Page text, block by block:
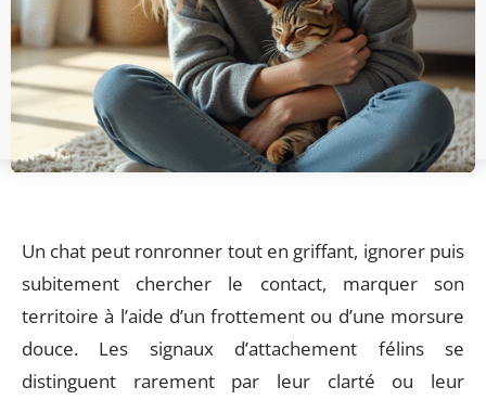
Un chat peut ronronner tout en griffant, ignorer puis
subitement chercher le contact, marquer son
territoire à l’aide d’un frottement ou d’une morsure
douce. Les signaux d’attachement félins se
distinguent rarement par leur clarté ou leur